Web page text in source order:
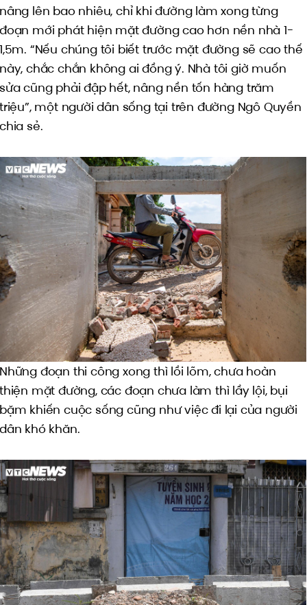
nâng lên bao nhiêu, chỉ khi đường làm xong từng
đoạn mới phát hiện mặt đường cao hơn nền nhà 1-
1,5m. “Nếu chúng tôi biết trước mặt đường sẽ cao thế
này, chắc chắn không ai đồng ý. Nhà tôi giờ muốn
sửa cũng phải đập hết, nâng nền tốn hàng trăm
triệu”, một người dân sống tại trên đường Ngô Quyền
chia sẻ.
Những đoạn thi công xong thì lồi lõm, chưa hoàn
thiện mặt đường, các đoạn chưa làm thì lầy lội, bụi
bặm khiến cuộc sống cũng như việc đi lại của người
dân khó khăn.